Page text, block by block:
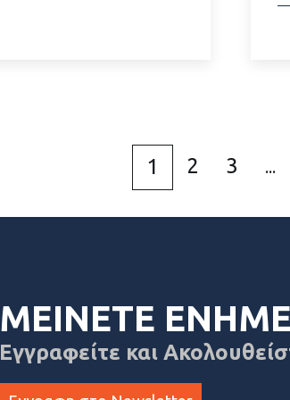
1 2 3 ...
ΜΕΙΝΕΤΕ
Εγγραφείτε και